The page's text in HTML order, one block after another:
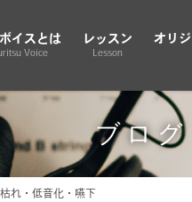
イスとは
Voice
レッスン
Lesson
オリ
ブログ
れ・低音化・嚥下